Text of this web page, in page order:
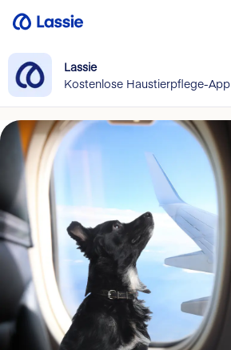
Lassie
Kostenlose Haustierpflege-App